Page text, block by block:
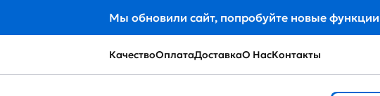
Мы обновили сайт, попробуйте новые
КачествоОплатаДоставкаО НасКонтакты